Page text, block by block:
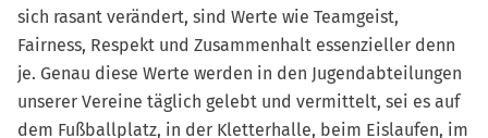
sich rasant verändert, sind Werte wie Teamgeist,
Fairness, Respekt und Zusammenhalt essenzieller denn
je. Genau diese Werte werden in den Jugendabteilungen
unserer Vereine täglich gelebt und vermittelt, sei es auf
dem Fußballplatz, in der Kletterhalle, beim Eislaufen, im